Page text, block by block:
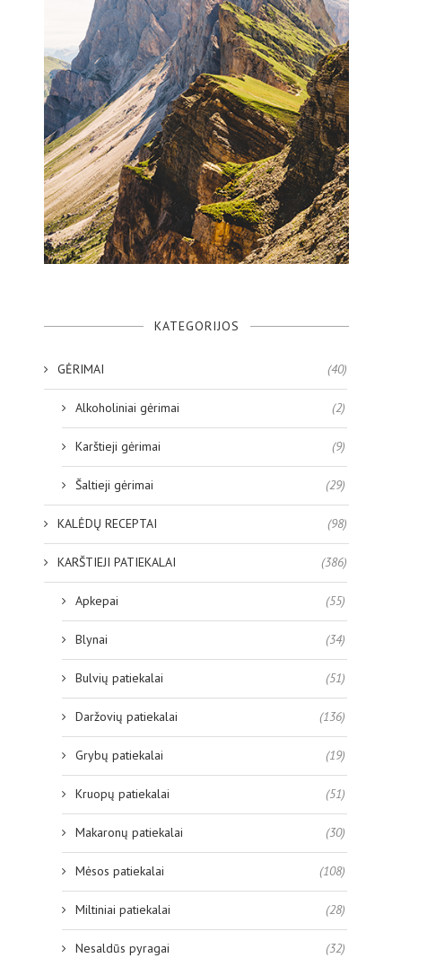
KATEGORIJOS
GĖRIMAI (40)
Alkoholiniai gėrimai (2)
Karštieji gėrimai (9)
Šaltieji gėrimai (29)
KALĖDŲ RECEPTAI (98)
KARŠTIEJI PATIEKALAI (386)
Apkepai (55)
Blynai (34)
Bulvių patiekalai (51)
Daržovių patiekalai (136)
Grybų patiekalai (19)
Kruopų patiekalai (51)
Makaronų patiekalai (30)
Mėsos patiekalai (108)
Miltiniai patiekalai (28)
Nesaldūs pyragai (32)